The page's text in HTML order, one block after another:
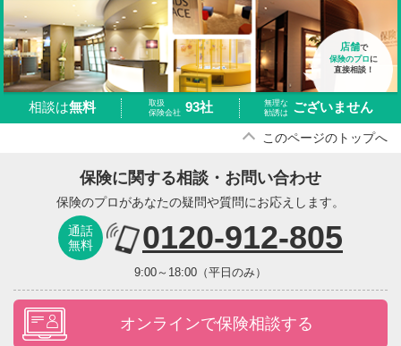
店舗で
保険のプロ に
直接相談！
相談は無料
取扱
保険会社 93社
無理な
勧誘は
ございません
このページのトップへ
保険に関する相談・お問い合わせ
保険のプロがあなたの疑問や質問にお応えします。
通話
無料
0120-912-805
9:00～18:00（平日のみ）
オンラインで保険相談する